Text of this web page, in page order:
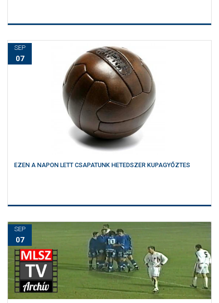
SEP
07
EZEN A NAPON LETT CSAPATUNK HETEDSZER KUPAGYŐZTES
SEP
07